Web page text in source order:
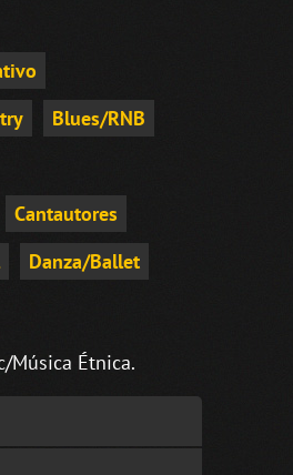
Blues/RNB
Cantautores
Danza/Ballet
Música Étnica.